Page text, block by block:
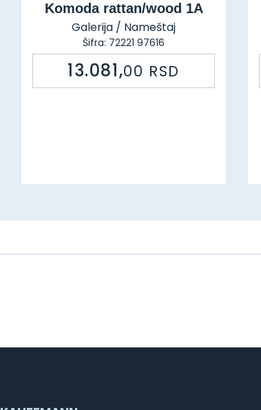
Komoda rattan/wood 1A
Galerija / Nameštaj
Šifra: 72221 97616
13.081,00 RSD